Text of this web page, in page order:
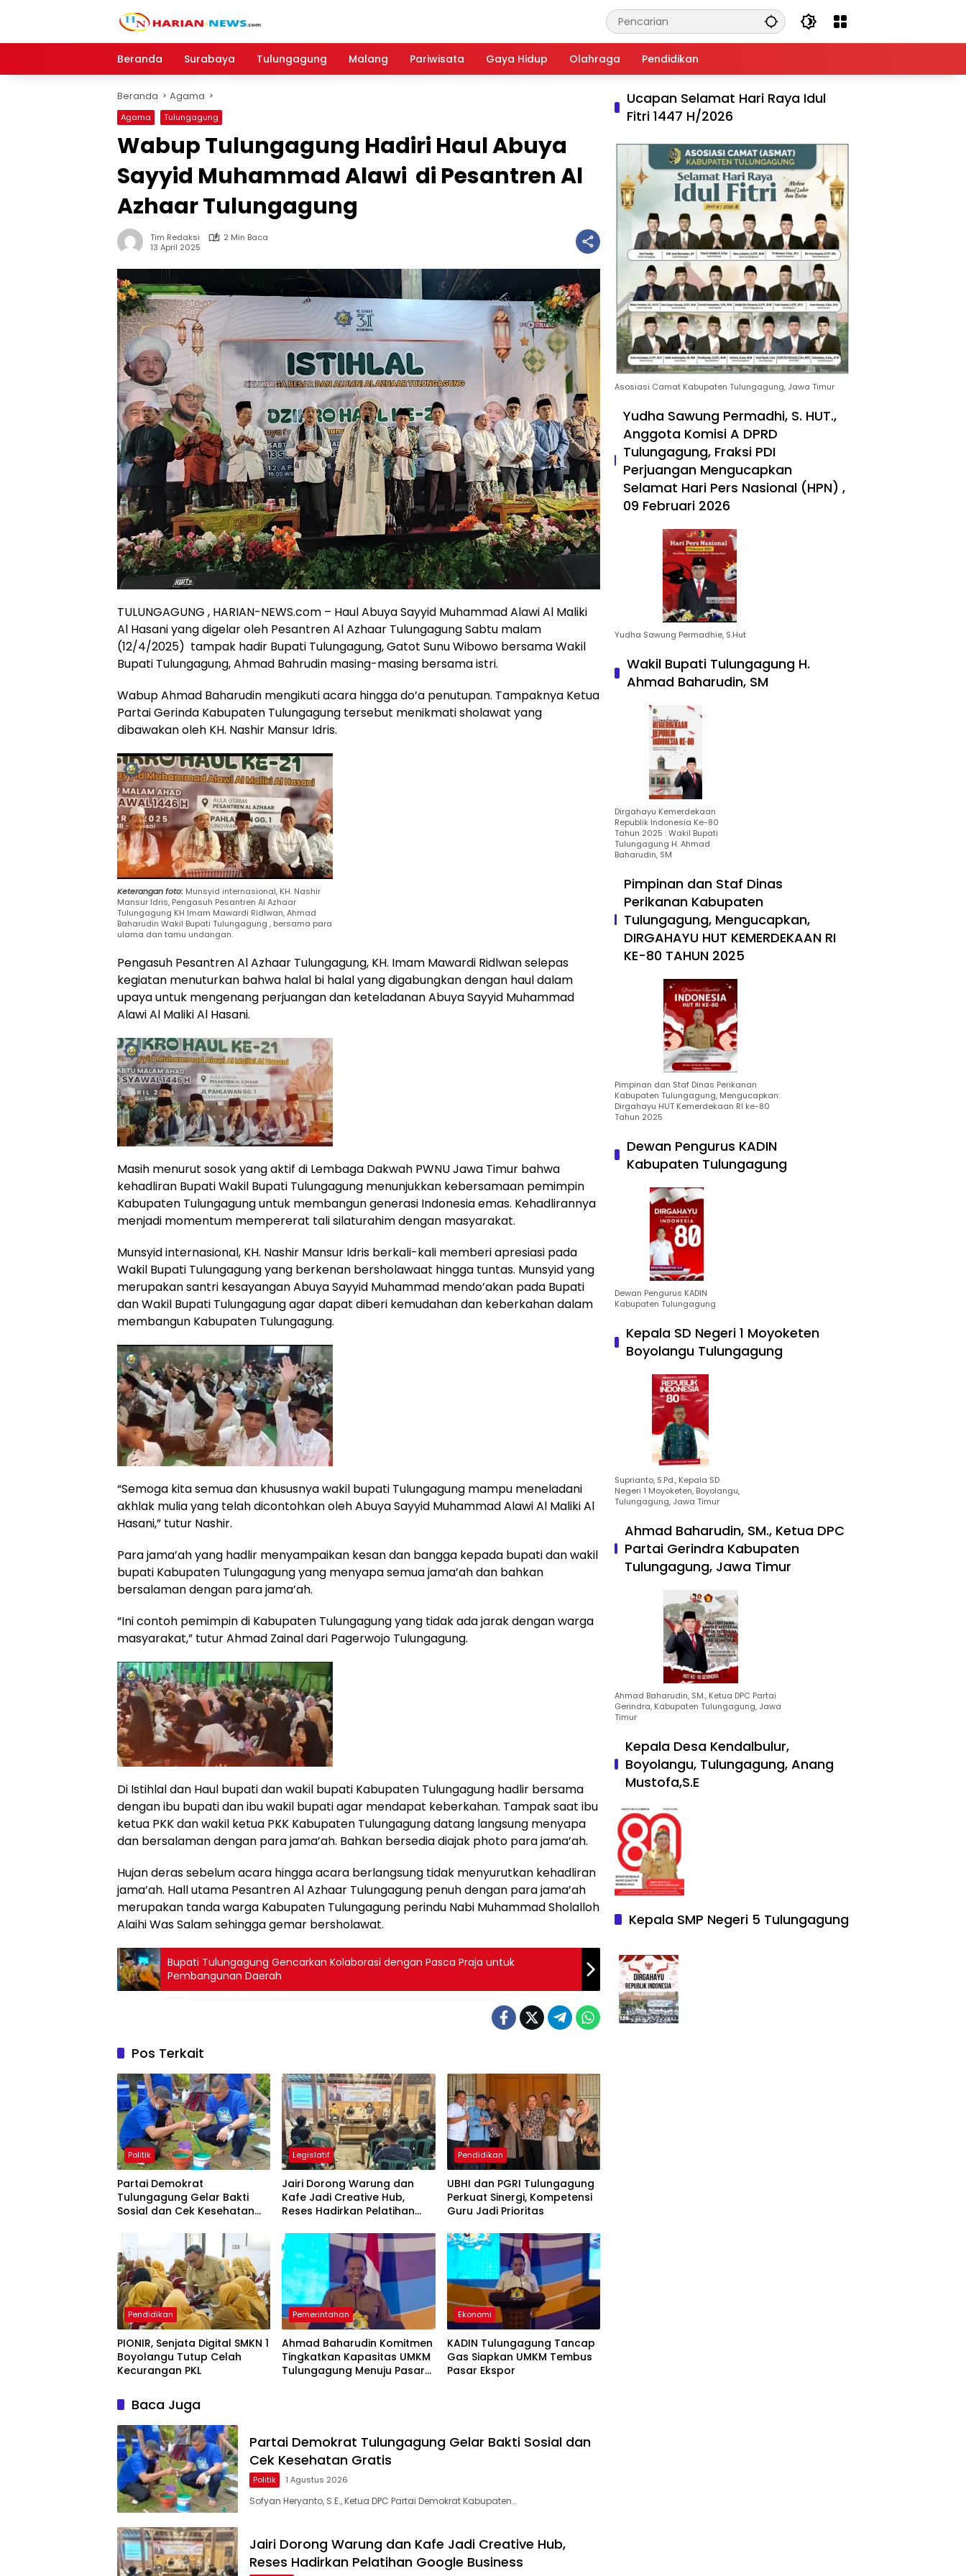
Beranda
Surabaya Tulungagung Malang Pariwisata Gaya Hidup Olahraga Pendidikan
Beranda Agama
Agama Tulungagung
Wabup Tulungagung Hadiri Haul Abuya
Sayyid Muhammad Alawi di Pesantren Al
Azhaar Tulungagung
Tim Redaksi
2 Min Baca
13 April 2025
TULUNGAGUNG , HARIAN-NEWS.com – Haul Abuya Sayyid Muhammad Alawi Al Maliki
Al Hasani yang digelar oleh Pesantren Al Azhaar Tulungagung Sabtu malam
(12/4/2025) tampak hadir Bupati Tulungagung, Gatot Sunu Wibowo bersama Wakil
Bupati Tulungagung, Ahmad Bahrudin masing-masing bersama istri.
Wabup Ahmad Baharudin mengikuti acara hingga do’a penutupan. Tampaknya Ketua
Partai Gerinda Kabupaten Tulungagung tersebut menikmati sholawat yang
dibawakan oleh KH. Nashir Mansur Idris.
Keterangan foto: Munsyid internasional, KH. Nashir
Mansur Idris, Pengasuh Pesantren Al Azhaar
Tulungagung KH Imam Mawardi Ridlwan, Ahmad
Baharudin Wakil Bupati Tulungagung , bersama para
ulama dan tamu undangan.
Pengasuh Pesantren Al Azhaar Tulungagung, KH. Imam Mawardi Ridlwan selepas
kegiatan menuturkan bahwa halal bi halal yang digabungkan dengan haul dalam
upaya untuk mengenang perjuangan dan keteladanan Abuya Sayyid Muhammad
Alawi Al Maliki Al Hasani.
Masih menurut sosok yang aktif di Lembaga Dakwah PWNU Jawa Timur bahwa
kehadliran Bupati Wakil Bupati Tulungagung menunjukkan kebersamaan pemimpin
Kabupaten Tulungagung untuk membangun generasi Indonesia emas. Kehadlirannya
menjadi momentum mempererat tali silaturahim dengan masyarakat.
Munsyid internasional, KH. Nashir Mansur Idris berkali-kali memberi apresiasi pada
Wakil Bupati Tulungagung yang berkenan bersholawaat hingga tuntas. Munsyid yang
merupakan santri kesayangan Abuya Sayyid Muhammad mendo’akan pada Bupati
dan Wakil Bupati Tulungagung agar dapat diberi kemudahan dan keberkahan dalam
membangun Kabupaten Tulungagung.
“Semoga kita semua dan khususnya wakil bupati Tulungagung mampu meneladani
akhlak mulia yang telah dicontohkan oleh Abuya Sayyid Muhammad Alawi Al Maliki Al
Hasani,” tutur Nashir.
Para jama’ah yang hadlir menyampaikan kesan dan bangga kepada bupati dan wakil
bupati Kabupaten Tulungagung yang menyapa semua jama’ah dan bahkan
bersalaman dengan para jama’ah.
“Ini contoh pemimpin di Kabupaten Tulungagung yang tidak ada jarak dengan warga
masyarakat,” tutur Ahmad Zainal dari Pagerwojo Tulungagung.
Di Istihlal dan Haul bupati dan wakil bupati Kabupaten Tulungagung hadlir bersama
dengan ibu bupati dan ibu wakil bupati agar mendapat keberkahan. Tampak saat ibu
ketua PKK dan wakil ketua PKK Kabupaten Tulungagung datang langsung menyapa
dan bersalaman dengan para jama’ah. Bahkan bersedia diajak photo para jama’ah.
Hujan deras sebelum acara hingga acara berlangsung tidak menyurutkan kehadliran
jama’ah. Hall utama Pesantren Al Azhaar Tulungagung penuh dengan para jama’ah
merupakan tanda warga Kabupaten Tulungagung perindu Nabi Muhammad Sholalloh
Alaihi Was Salam sehingga gemar bersholawat.
Bupati Tulungagung Gencarkan Kolaborasi dengan Pasca Praja untuk
Pembangunan Daerah
Pos Terkait
Politik
Partai Demokrat
Tulungagung Gelar Bakti
Sosial dan Cek Kesehatan
Legislatif
Jairi Dorong Warung dan
Kafe Jadi Creative Hub,
Reses Hadirkan Pelatihan
Pendidikan
UBHI dan PGRI Tulungagung
Perkuat Sinergi, Kompetensi
Guru Jadi Prioritas
Pendidikan
PIONIR, Senjata Digital SMKN 1
Boyolangu Tutup Celah
Kecurangan PKL
Pemerintahan
Ahmad Baharudin Komitmen
Tingkatkan Kapasitas UMKM
Tulungagung Menuju Pasar
Ekonomi
KADIN Tulungagung Tancap
Gas Siapkan UMKM Tembus
Pasar Ekspor
Baca Juga
Partai Demokrat Tulungagung Gelar Bakti Sosial dan
Cek Kesehatan Gratis
Politik 1 Agustus 2026
Sofyan Heryanto, S.E., Ketua DPC Partai Demokrat Kabupaten…
Jairi Dorong Warung dan Kafe Jadi Creative Hub,
Reses Hadirkan Pelatihan Google Business
Ucapan Selamat Hari Raya Idul
Fitri 1447 H/2026
Asosiasi Camat Kabupaten Tulungagung, Jawa Timur
Yudha Sawung Permadhi, S. HUT.,
Anggota Komisi A DPRD
Tulungagung, Fraksi PDI
Perjuangan Mengucapkan
Selamat Hari Pers Nasional (HPN) ,
09 Februari 2026
Yudha Sawung Permadhie, S.Hut
Wakil Bupati Tulungagung H.
Ahmad Baharudin, SM
Dirgahayu Kemerdekaan
Republik Indonesia Ke-80
Tahun 2025 : Wakil Bupati
Tulungagung H. Ahmad
Baharudin, SM
Pimpinan dan Staf Dinas
Perikanan Kabupaten
Tulungagung, Mengucapkan,
DIRGAHAYU HUT KEMERDEKAAN RI
KE-80 TAHUN 2025
Pimpinan dan Staf Dinas Perikanan
Kabupaten Tulungagung, Mengucapkan:
Dirgahayu HUT Kemerdekaan RI ke-80
Tahun 2025
Dewan Pengurus KADIN
Kabupaten Tulungagung
Dewan Pengurus KADIN
Kabupaten Tulungagung
Kepala SD Negeri 1 Moyoketen
Boyolangu Tulungagung
Suprianto, S.Pd., Kepala SD
Negeri 1 Moyoketen, Boyolangu,
Tulungagung, Jawa Timur
Ahmad Baharudin, SM., Ketua DPC
Partai Gerindra Kabupaten
Tulungagung, Jawa Timur
Ahmad Baharudin, SM., Ketua DPC Partai
Gerindra, Kabupaten Tulungagung, Jawa
Timur
Kepala Desa Kendalbulur,
Boyolangu, Tulungagung, Anang
Mustofa,S.E
Kepala SMP Negeri 5 Tulungagung